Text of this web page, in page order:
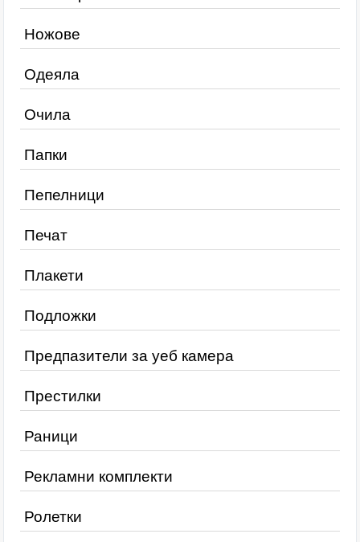
Ножове
Одеяла
Очила
Папки
Пепелници
Печат
Плакети
Подложки
Предпазители за уеб камера
Престилки
Раници
Рекламни комплекти
Ролетки